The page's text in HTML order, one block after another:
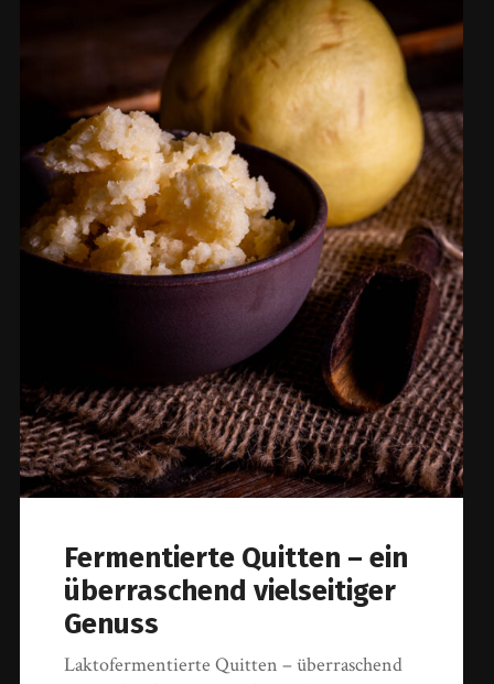
Fermentierte Quitten – ein
überraschend vielseitiger
Genuss
Laktofermentierte Quitten – überraschend